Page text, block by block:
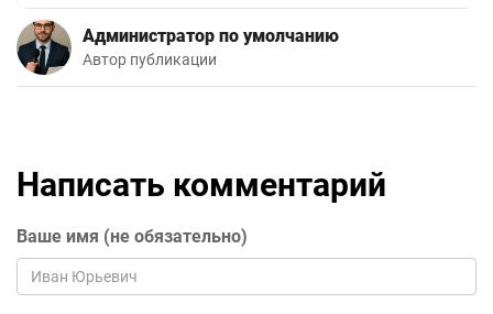
Администратор по умолчанию
Автор публикации
Написать комментарий
Ваше имя (не обязательно)